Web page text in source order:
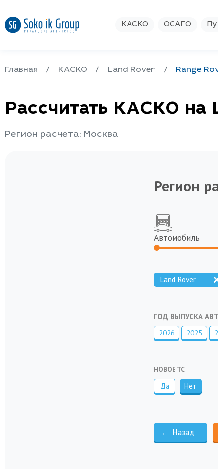
КАСКО ОСАГО
Главная КАСКО Land Rover Range
Рассчитать КАСКО на
Регион расчета: Москва
Регион
Автомобиль
Land Rover
ГОД ВЫПУСКА
2026
2025
НОВОЕ ТС
Да Нет